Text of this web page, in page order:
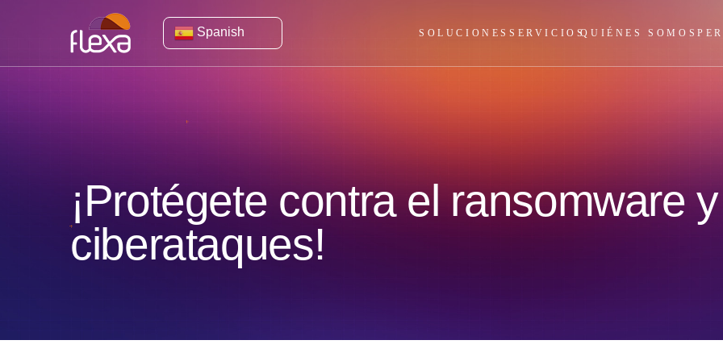
Spanish SOLUCIONES SERVICIOSQUIÉNES SOMOS
¡Protégete contra el ransomware
ciberataques!